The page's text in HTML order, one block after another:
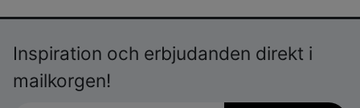
Inspiration och erbjudanden direkt i
mailkorgen!